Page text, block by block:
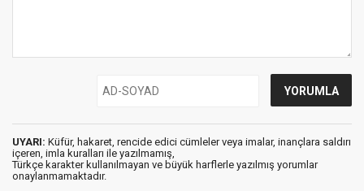
UYARI: Küfür, hakaret, rencide edici cümleler veya imalar, inançlara saldırı
içeren, imla kuralları ile yazılmamış,
Türkçe karakter kullanılmayan ve büyük harflerle yazılmış yorumlar
onaylanmamaktadır.